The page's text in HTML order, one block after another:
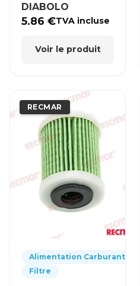
DIABOLO
5.86€TVA incluse
Voir le produit
RECMAR
Alimentation Carburant
Filtre